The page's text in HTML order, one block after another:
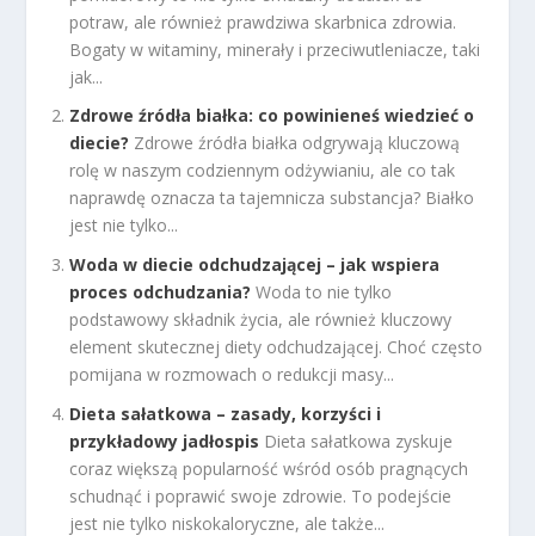
potraw, ale również prawdziwa skarbnica zdrowia.
Bogaty w witaminy, minerały i przeciwutleniacze, taki
jak...
Zdrowe źródła białka: co powinieneś wiedzieć o
diecie? Zdrowe źródła białka odgrywają kluczową
rolę w naszym codziennym odżywianiu, ale co tak
naprawdę oznacza ta tajemnicza substancja? Białko
jest nie tylko...
Woda w diecie odchudzającej – jak wspiera
proces odchudzania? Woda to nie tylko
podstawowy składnik życia, ale również kluczowy
element skutecznej diety odchudzającej. Choć często
pomijana w rozmowach o redukcji masy...
Dieta sałatkowa – zasady, korzyści i
przykładowy jadłospis Dieta sałatkowa zyskuje
coraz większą popularność wśród osób pragnących
schudnąć i poprawić swoje zdrowie. To podejście
jest nie tylko niskokaloryczne, ale także...